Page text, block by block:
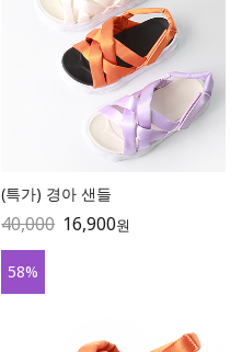
(특가) 경아 샌들
40,000 16,900원
58%